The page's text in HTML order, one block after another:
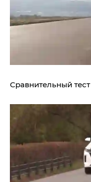
Сравнительный тест